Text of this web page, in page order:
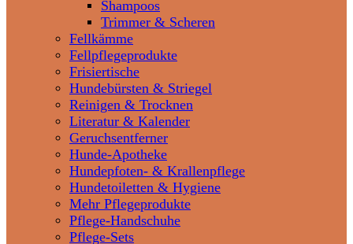
Shampoos
Trimmer & Scheren
Fellkämme
Fellpflegeprodukte
Frisiertische
Hundebürsten & Striegel
Reinigen & Trocknen
Literatur & Kalender
Geruchsentferner
Hunde-Apotheke
Hundepfoten- & Krallenpflege
Hundetoiletten & Hygiene
Mehr Pflegeprodukte
Pflege-Handschuhe
Pflege-Sets